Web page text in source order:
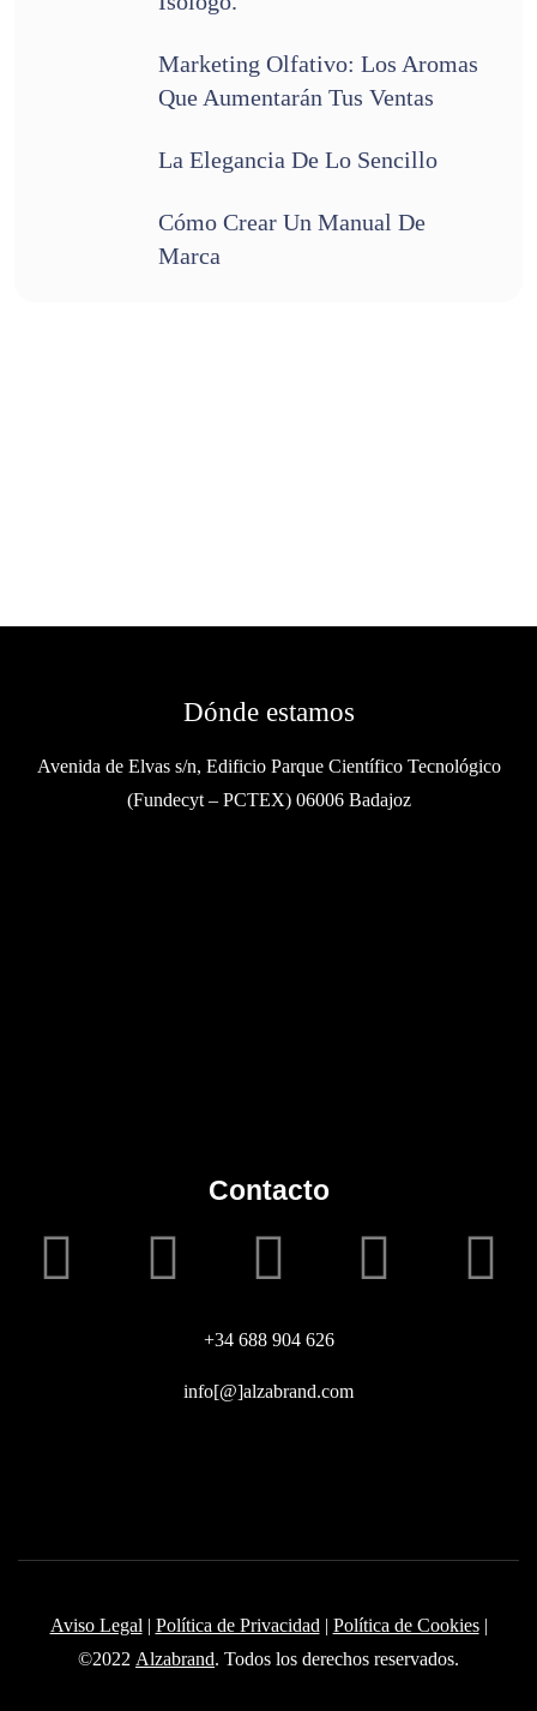
Marketing Olfativo: Los Aromas
Que Aumentarán Tus Ventas
La Elegancia De Lo Sencillo
Cómo Crear Un Manual De
Marca
Dónde estamos
Avenida de Elvas s/n, Edificio Parque Científico Tecnológico
(Fundecyt – PCTEX) 06006 Badajoz
Contacto
+34 688 904 626
info[@]alzabrand.com
Aviso Legal | Política de Privacidad | Política de Cookies|
©2022 Alzabrand. Todos los derechos reservados.